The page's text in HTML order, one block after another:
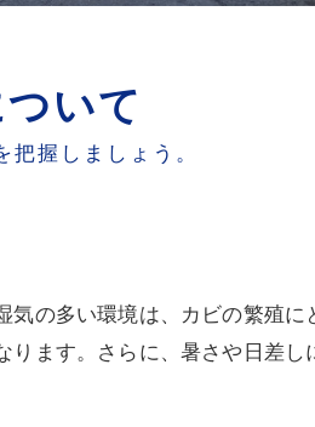
いて
握しましょう。
の多い環境は、カビの繁殖
ます。さらに、暑さや日差